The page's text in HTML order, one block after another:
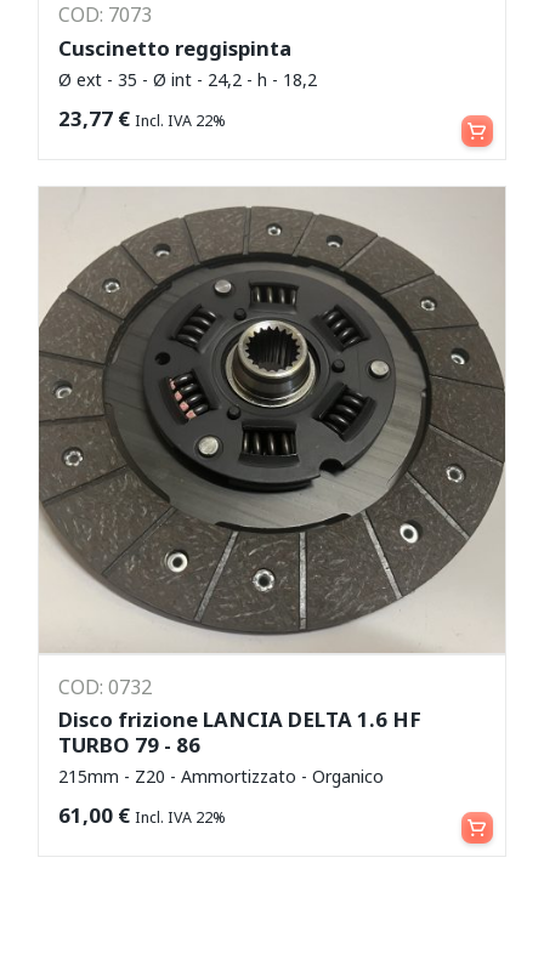
COD: 7073
Cuscinetto reggispinta
Ø ext - 35 - Ø int - 24,2 - h - 18,2
23,77 € Incl. IVA 22% Aggiungi al carrello
COD: 0732
Disco frizione LANCIA DELTA 1.6 HF
TURBO 79 - 86
215mm - Z20 - Ammortizzato - Organico
61,00 € Incl. IVA 22% Aggiungi al carrello